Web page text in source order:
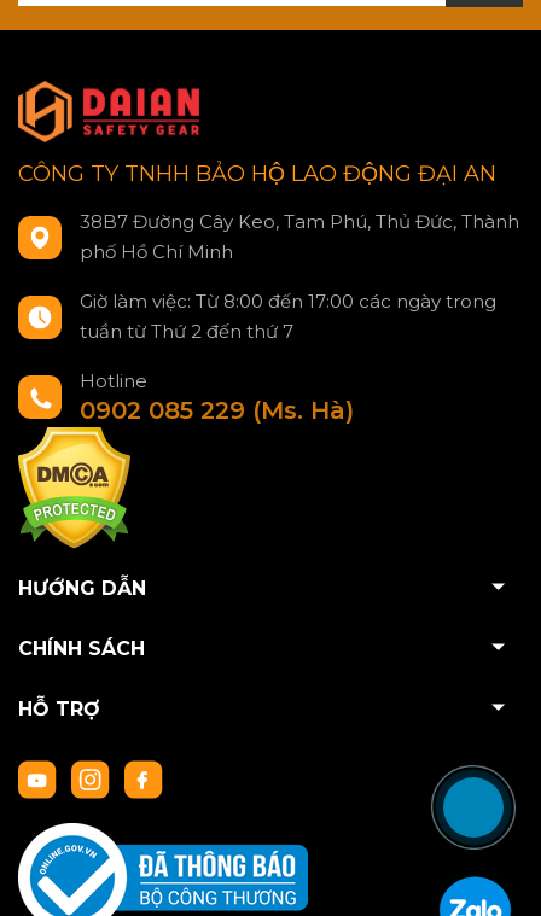
CÔNG TY TNHH BẢO HỘ LAO ĐỘNG ĐẠI AN
38B7 Đường Cây Keo, Tam Phú, Thủ Đức, Thành
phố Hồ Chí Minh
Giờ làm việc: Từ 8:00 đến 17:00 các ngày trong
tuần từ Thứ 2 đến thứ 7
Hotline
0902 085 229 (Ms. Hà)
HƯỚNG DẪN
CHÍNH SÁCH
HỖ TRỢ